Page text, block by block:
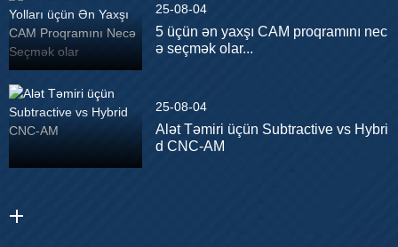
25-08-04
5 üçün ən yaxşı CAM proqramını nec
ə seçmək olar...
25-08-04
Alət Təmiri üçün Subtractive vs Hybri
d CNC-AM